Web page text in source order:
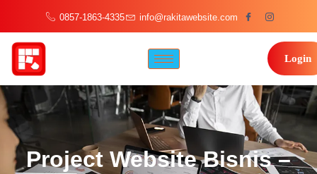
0857-1863-4335 info@rakitawebsite.com
Login
Project Website Bisnis –